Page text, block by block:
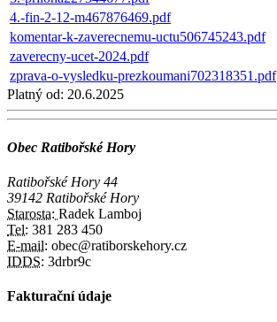
4.-fin-2-12-m467876469.pdf
komentar-k-zaverecnemu-uctu506745243.pdf
zaverecny-ucet-2024.pdf
zprava-o-vysledku-prezkoumani702318351.pdf
Platný od: 20.6.2025
Obec Ratibořské Hory
Ratibořské Hory 44
39142 Ratibořské Hory
Starosta: Radek Lamboj
Tel: 381 283 450
E-mail: obec@ratiborskehory.cz
IDDS: 3drbr9c
Fakturační údaje